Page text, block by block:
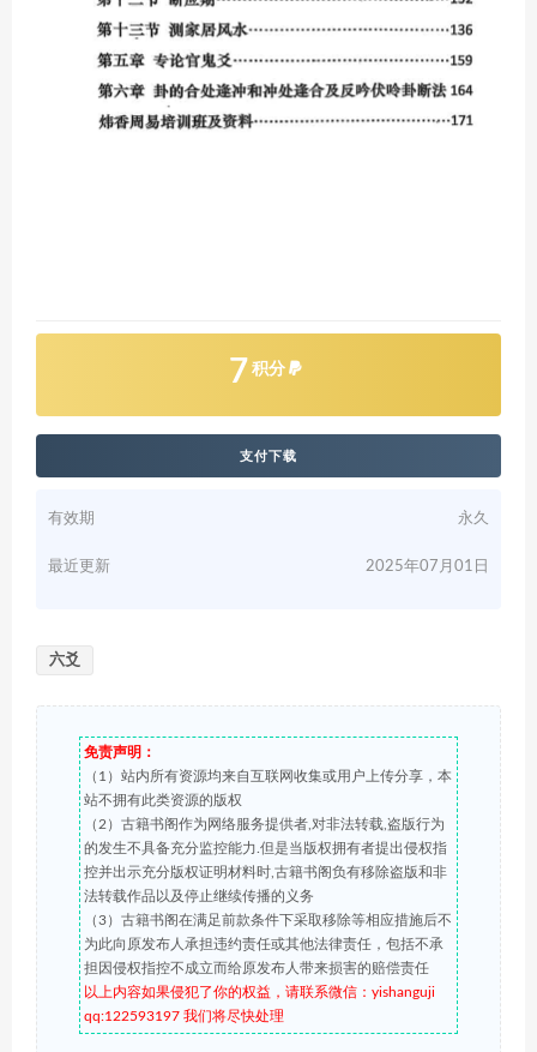
7 积分
支付下载
有效期 永久
最近更新 2025年07月01日
六爻
免责声明：
（1）站内所有资源均来自互联网收集或用户上传分享，本
站不拥有此类资源的版权
（2）古籍书阁作为网络服务提供者,对非法转载,盗版行为
的发生不具备充分监控能力.但是当版权拥有者提出侵权指
控并出示充分版权证明材料时,古籍书阁负有移除盗版和非
法转载作品以及停止继续传播的义务
（3）古籍书阁在满足前款条件下采取移除等相应措施后不
为此向原发布人承担违约责任或其他法律责任，包括不承
担因侵权指控不成立而给原发布人带来损害的赔偿责任
以上内容如果侵犯了你的权益，请联系微信：yishanguji
qq:122593197 我们将尽快处理